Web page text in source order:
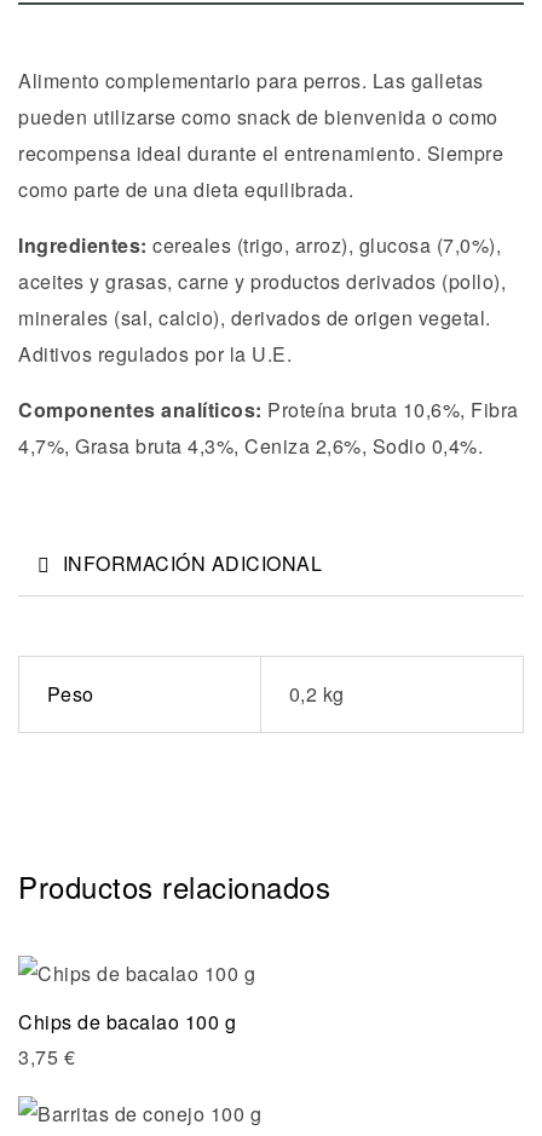
Alimento complementario para perros. Las galletas
pueden utilizarse como snack de bienvenida o como
recompensa ideal durante el entrenamiento. Siempre
como parte de una dieta equilibrada.
Ingredientes: cereales (trigo, arroz), glucosa (7,0%),
aceites y grasas, carne y productos derivados (pollo),
minerales (sal, calcio), derivados de origen vegetal.
Aditivos regulados por la U.E.
Componentes analíticos: Proteína bruta 10,6%, Fibra
4,7%, Grasa bruta 4,3%, Ceniza 2,6%, Sodio 0,4%.
INFORMACIÓN ADICIONAL
Peso 0,2 kg
Productos relacionados
Chips de bacalao 100 g
3,75 €